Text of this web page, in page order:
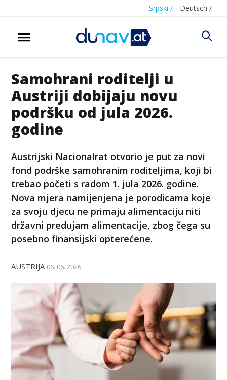
Srpski / Deutsch /
Samohrani roditelji u
Austriji dobijaju novu
podršku od jula 2026.
godine
Austrijski Nacionalrat otvorio je put za novi
fond podrške samohranim roditeljima, koji bi
trebao početi s radom 1. jula 2026. godine.
Nova mjera namijenjena je porodicama koje
za svoju djecu ne primaju alimentaciju niti
državni predujam alimentacije, zbog čega su
posebno finansijski opterećene.
AUSTRIJA 06. 06. 2026.